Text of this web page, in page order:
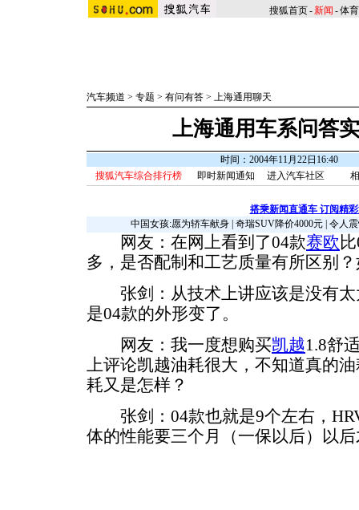
搜狐首页-新闻 -体育
汽车频道 > 专题 > 有问有答 > 上海通用聊天
上海通用车系问答
时间：2004年11月22日16:40
搜狐汽车综合排行榜
即时新闻通知 进入汽车社区
搭乘新闻直通车 订阅精
中国女孩:愿为轿车献身 奇瑞SUV降价4000元 令人
网友：在网上看到了04款赛欧
多，是否配制和工艺质量有所区别
张剑：从技术上讲应该是没有
是04款的外形变了。
网友：我一度想购买凯越1.8舒
上评论凯越油耗很大，不知道真的
耗又是怎样？
张剑：04款也就是9个左右，
体的性能要三个月（一保以后）以